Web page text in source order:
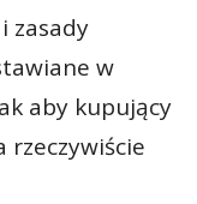
zasady
w
aby kupujący
rzeczywiście